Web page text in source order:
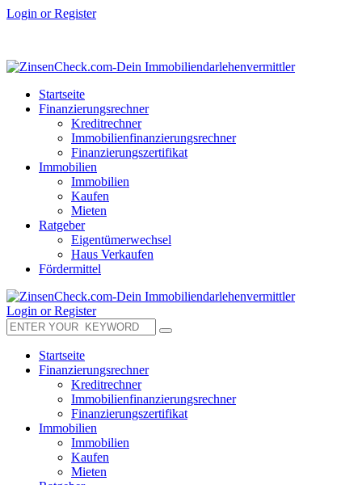
Login or Register
Startseite
Finanzierungsrechner
Kreditrechner
Immobilienfinanzierungsrechner
Finanzierungszertifikat
Immobilien
Immobilien
Kaufen
Mieten
Ratgeber
Eigentümerwechsel
Haus Verkaufen
Fördermittel
Login or Register
Startseite
Finanzierungsrechner
Kreditrechner
Immobilienfinanzierungsrechner
Finanzierungszertifikat
Immobilien
Immobilien
Kaufen
Mieten